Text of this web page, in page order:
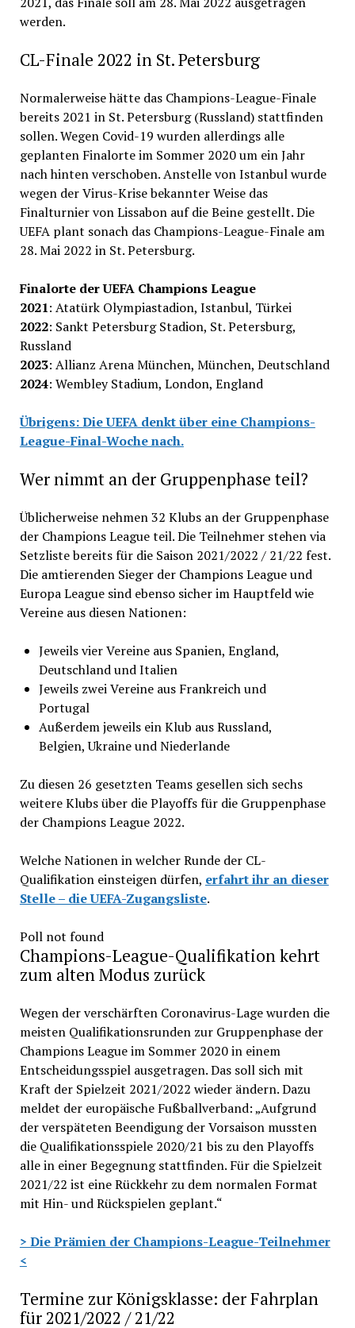
werden.
CL-Finale 2022 in St. Petersburg
Normalerweise hätte das Champions-League-Finale
bereits 2021 in St. Petersburg (Russland) stattfinden
sollen. Wegen Covid-19 wurden allerdings alle
geplanten Finalorte im Sommer 2020 um ein Jahr
nach hinten verschoben. Anstelle von Istanbul wurde
wegen der Virus-Krise bekannter Weise das
Finalturnier von Lissabon auf die Beine gestellt. Die
UEFA plant sonach das Champions-League-Finale am
28. Mai 2022 in St. Petersburg.
Finalorte der UEFA Champions League
2021: Atatürk Olympiastadion, Istanbul, Türkei
2022: Sankt Petersburg Stadion, St. Petersburg,
Russland
2023: Allianz Arena München, München, Deutschland
2024: Wembley Stadium, London, England
Übrigens: Die UEFA denkt über eine Champions-
League-Final-Woche nach.
Wer nimmt an der Gruppenphase teil?
Üblicherweise nehmen 32 Klubs an der Gruppenphase
der Champions League teil. Die Teilnehmer stehen via
Setzliste bereits für die Saison 2021/2022 / 21/22 fest.
Die amtierenden Sieger der Champions League und
Europa League sind ebenso sicher im Hauptfeld wie
Vereine aus diesen Nationen:
Jeweils vier Vereine aus Spanien, England,
Deutschland und Italien
Jeweils zwei Vereine aus Frankreich und
Portugal
Außerdem jeweils ein Klub aus Russland,
Belgien, Ukraine und Niederlande
Zu diesen 26 gesetzten Teams gesellen sich sechs
weitere Klubs über die Playoffs für die Gruppenphase
der Champions League 2022.
Welche Nationen in welcher Runde der CL-
Qualifikation einsteigen dürfen, erfahrt ihr an dieser
Stelle – die UEFA-Zugangsliste.
Poll not found
Champions-League-Qualifikation kehrt
zum alten Modus zurück
Wegen der verschärften Coronavirus-Lage wurden die
meisten Qualifikationsrunden zur Gruppenphase der
Champions League im Sommer 2020 in einem
Entscheidungsspiel ausgetragen. Das soll sich mit
Kraft der Spielzeit 2021/2022 wieder ändern. Dazu
meldet der europäische Fußballverband: „Aufgrund
der verspäteten Beendigung der Vorsaison mussten
die Qualifikationsspiele 2020/21 bis zu den Playoffs
alle in einer Begegnung stattfinden. Für die Spielzeit
2021/22 ist eine Rückkehr zu dem normalen Format
mit Hin- und Rückspielen geplant.“
> Die Prämien der Champions-League-Teilnehmer
<
Termine zur Königsklasse: der Fahrplan
für 2021/2022 / 21/22